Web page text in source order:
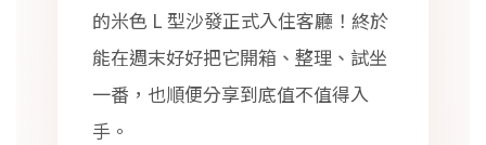
的米色 L 型沙發正式入住客廳！終於
能在週末好好把它開箱、整理、試坐
一番，也順便分享到底值不值得入
手。